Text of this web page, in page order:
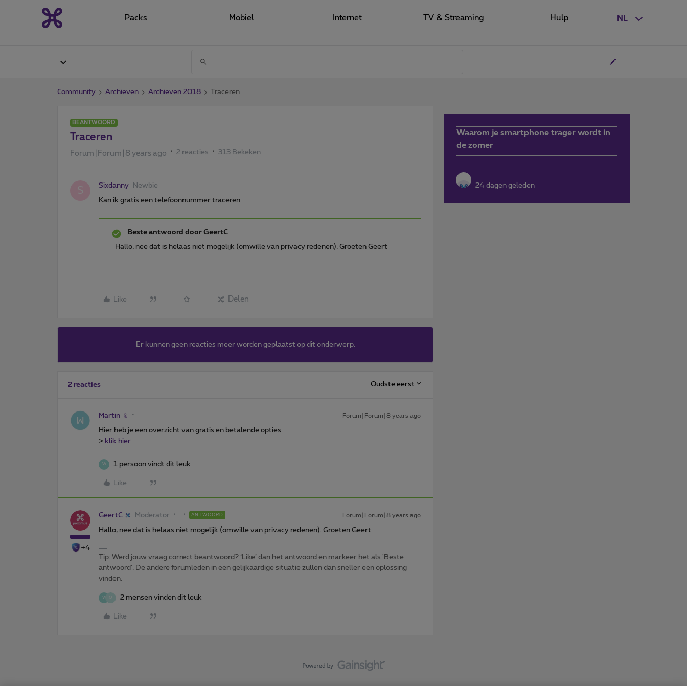
NL
Packs Mobiel Internet TV & Streaming Hulp
Community Archieven Archieven 2018 Traceren
BEANTWOORD
Traceren
Forum|Forum|8 years ago 2 reacties 313 Bekeken
S Sixdanny Newbie
Kan ik gratis een telefoonnummer traceren
Beste antwoord door GeertC
Hallo, nee dat is helaas niet mogelijk (omwille van privacy redenen). Groeten Geert
Like Delen
Er kunnen geen reacties meer worden geplaatst op dit onderwerp.
2 reacties Oudste eerst
Martin Forum|Forum|8 years ago
Hier heb je een overzicht van gratis en betalende opties
> klik hier
W 1 persoon vindt dit leuk
Like
+4
GeertC Moderator ANTWOORD Forum|Forum|8 years ago
Hallo, nee dat is helaas niet mogelijk (omwille van privacy redenen). Groeten Geert
Tip: Werd jouw vraag correct beantwoord? ‘Like’ dan het antwoord en markeer het als 'Beste
antwoord'. De andere forumleden in een gelijkaardige situatie zullen dan sneller een oplossing
vinden.
W O 2 mensen vinden dit leuk
Like
Waarom je smartphone trager wordt in
de zomer
24 dagen geleden